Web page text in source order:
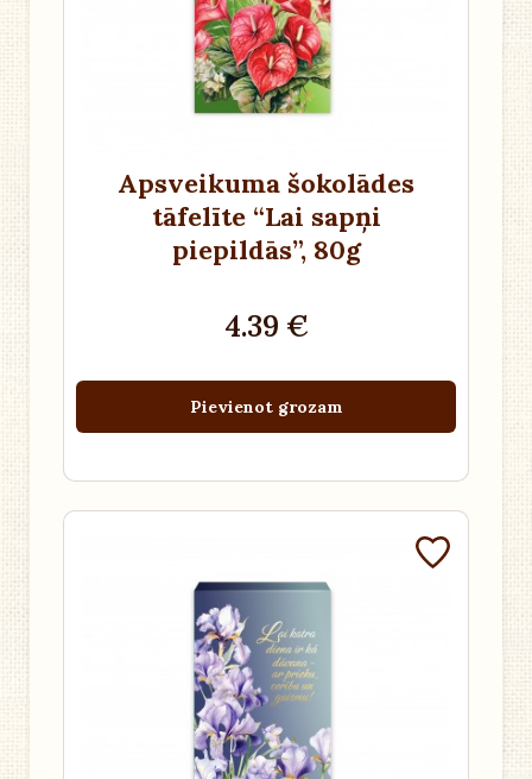
Apsveikuma šokolādes
tāfelīte “Lai sapņi
piepildās”, 80g
4.39 €
Pievienot grozam